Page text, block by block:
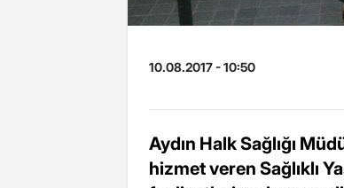
10.08.2017 - 10:50
Aydın Halk Sağlığı
hizmet veren Sağlıklı